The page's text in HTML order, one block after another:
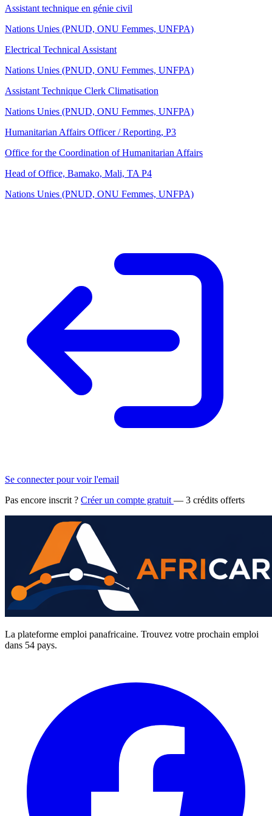
Assistant technique en génie civil
Nations Unies (PNUD, ONU Femmes, UNFPA)
Electrical Technical Assistant
Nations Unies (PNUD, ONU Femmes, UNFPA)
Assistant Technique Clerk Climatisation
Nations Unies (PNUD, ONU Femmes, UNFPA)
Humanitarian Affairs Officer / Reporting, P3
Office for the Coordination of Humanitarian Affairs
Head of Office, Bamako, Mali, TA P4
Nations Unies (PNUD, ONU Femmes, UNFPA)
Se connecter pour voir l'email
Pas encore inscrit ? Créer un compte gratuit— 3 crédits offerts
La plateforme emploi panafricaine. Trouvez votre prochain emploi
dans 54 pays.